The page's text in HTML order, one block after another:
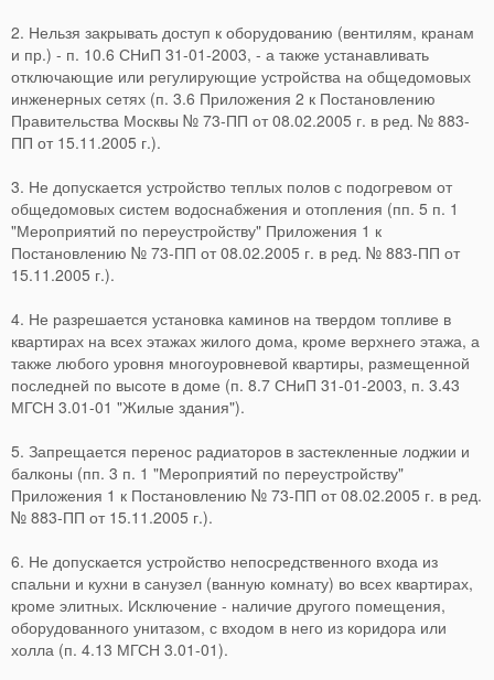
2. Нельзя закрывать доступ к оборудованию (вентилям, кранам
и пр.) - п. 10.6 СНиП 31-01-2003, - а также устанавливать
отключающие или регулирующие устройства на общедомовых
инженерных сетях (п. 3.6 Приложения 2 к Постановлению
Правительства Москвы № 73-ПП от 08.02.2005 г. в ред. № 883-
ПП от 15.11.2005 г.).
3. Не допускается устройство теплых полов с подогревом от
общедомовых систем водоснабжения и отопления (пп. 5 п. 1
"Мероприятий по переустройству" Приложения 1 к
Постановлению № 73-ПП от 08.02.2005 г. в ред. № 883-ПП от
15.11.2005 г.).
4. Не разрешается установка каминов на твердом топливе в
квартирах на всех этажах жилого дома, кроме верхнего этажа, а
также любого уровня многоуровневой квартиры, размещенной
последней по высоте в доме (п. 8.7 СНиП 31-01-2003, п. 3.43
МГСН 3.01-01 "Жилые здания").
5. Запрещается перенос радиаторов в застекленные лоджии и
балконы (пп. 3 п. 1 "Мероприятий по переустройству"
Приложения 1 к Постановлению № 73-ПП от 08.02.2005 г. в ред.
№ 883-ПП от 15.11.2005 г.).
6. Не допускается устройство непосредственного входа из
спальни и кухни в санузел (ванную комнату) во всех квартирах,
кроме элитных. Исключение - наличие другого помещения,
оборудованного унитазом, с входом в него из коридора или
холла (п. 4.13 МГСН 3.01-01).